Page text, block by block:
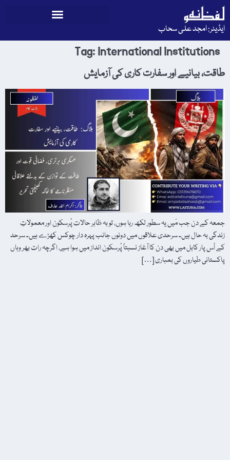
ایڈیٹر: امجد علی سحاب
Tag:International Institutions
طاقت، بیانیے اور سفارت کاری کی آزمایش
جمعہ کے دن جب مَیں یہ سطور لکھ رہا ہوں، تو بہ ظاہر حالات پُرسکون اور معمولاتِ
زندگی بہ حال ہیں۔ سرحدی علاقوں میں دونوں جانب پہرہ دار چوکس کھڑے ہیں۔ سرحد
کے اُس پار کابل میں بھی دن کا آغاز نسبتاً پُرسکون انداز میں ہوا ہے، اگرچہ رات بھر وہاں
پاکستانی طیاروں کی بمباری […]